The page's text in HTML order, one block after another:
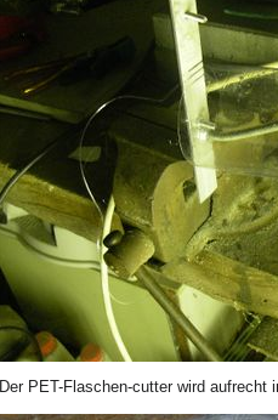
Der PET-Flaschen-cutter wird aufrecht